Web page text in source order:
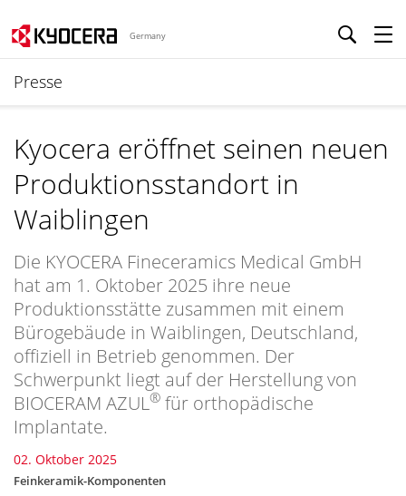
Germany
Presse
Kyocera eröffnet seinen neuen
Produktionsstandort in
Waiblingen
Die KYOCERA Fineceramics Medical GmbH
hat am 1. Oktober 2025 ihre neue
Produktionsstätte zusammen mit einem
Bürogebäude in Waiblingen, Deutschland,
offiziell in Betrieb genommen. Der
Schwerpunkt liegt auf der Herstellung von
BIOCERAM AZUL® für orthopädische
Implantate.
02. Oktober 2025
Feinkeramik-Komponenten